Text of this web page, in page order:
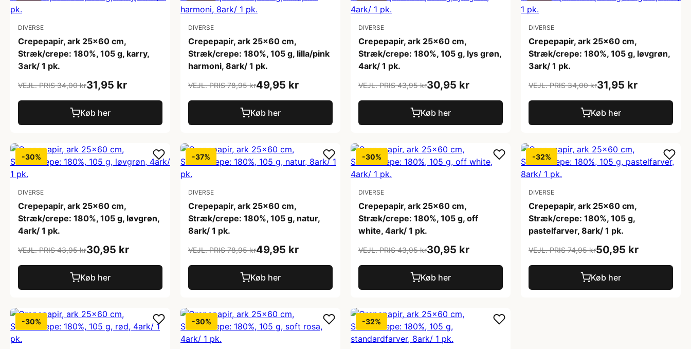
DIVERSE
Crepepapir, ark 25x60 cm,
Stræk/crepe: 180%, 105 g, karry,
3ark/ 1 pk.
VEJL. PRIS 34,00 kr31,95 kr
Køb her
DIVERSE
Crepepapir, ark 25x60 cm,
Stræk/crepe: 180%, 105 g, lilla/pink
harmoni, 8ark/ 1 pk.
VEJL. PRIS 78,95 kr49,95 kr
Køb her
DIVERSE
Crepepapir, ark 25x60 cm,
Stræk/crepe: 180%, 105 g, lys grøn,
4ark/ 1 pk.
VEJL. PRIS 43,95 kr30,95 kr
Køb her
DIVERSE
Crepepapir, ark 25x60 cm,
Stræk/crepe: 180%, 105 g, løvgrøn,
3ark/ 1 pk.
VEJL. PRIS 34,00 kr31,95 kr
Køb her
-30%
DIVERSE
Crepepapir, ark 25x60 cm,
Stræk/crepe: 180%, 105 g, løvgrøn,
4ark/ 1 pk.
VEJL. PRIS 43,95 kr30,95 kr
Køb her
-37%
DIVERSE
Crepepapir, ark 25x60 cm,
Stræk/crepe: 180%, 105 g, natur,
8ark/ 1 pk.
VEJL. PRIS 78,95 kr49,95 kr
Køb her
-30%
DIVERSE
Crepepapir, ark 25x60 cm,
Stræk/crepe: 180%, 105 g, off
white, 4ark/ 1 pk.
VEJL. PRIS 43,95 kr30,95 kr
Køb her
-32%
DIVERSE
Crepepapir, ark 25x60 cm,
Stræk/crepe: 180%, 105 g,
pastelfarver, 8ark/ 1 pk.
VEJL. PRIS 74,95 kr50,95 kr
Køb her
-30% -30% -32%